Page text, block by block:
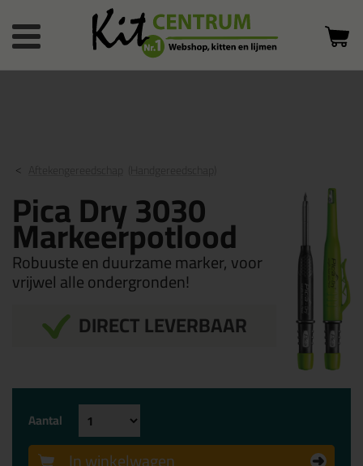
in winkelwagen
Bestelstatus
of inloggen
Aftekengereedschap
Pica Dry 3030
Markeerpotlood
Robuuste en duurzame marker, voor
vrijwel alle ondergronden!
DIRECT LEVERBAAR
Aantal